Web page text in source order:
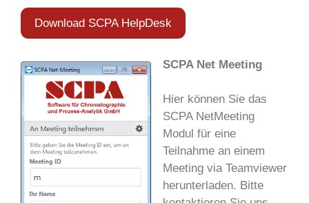
Download SCPA HelpDesk
SCPA Net Meeting
Hier können Sie das
SCPA NetMeeting
Modul für eine
Teilnahme an einem
Meeting via Teamviewer
herunterladen. Bitte